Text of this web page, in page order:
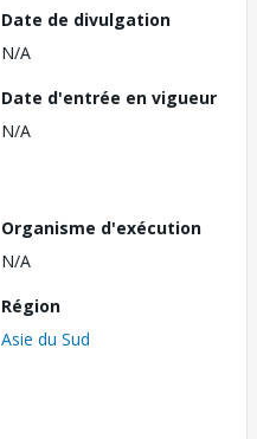
Date de divulgation
N/A
Date d'entrée en vigueur
N/A
Organisme d'exécution
N/A
Région
Asie du Sud